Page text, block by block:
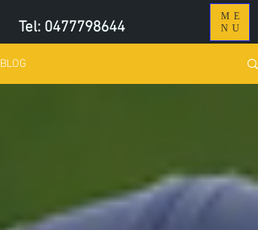
Tel: 0477798644
ME
NU
BLOG